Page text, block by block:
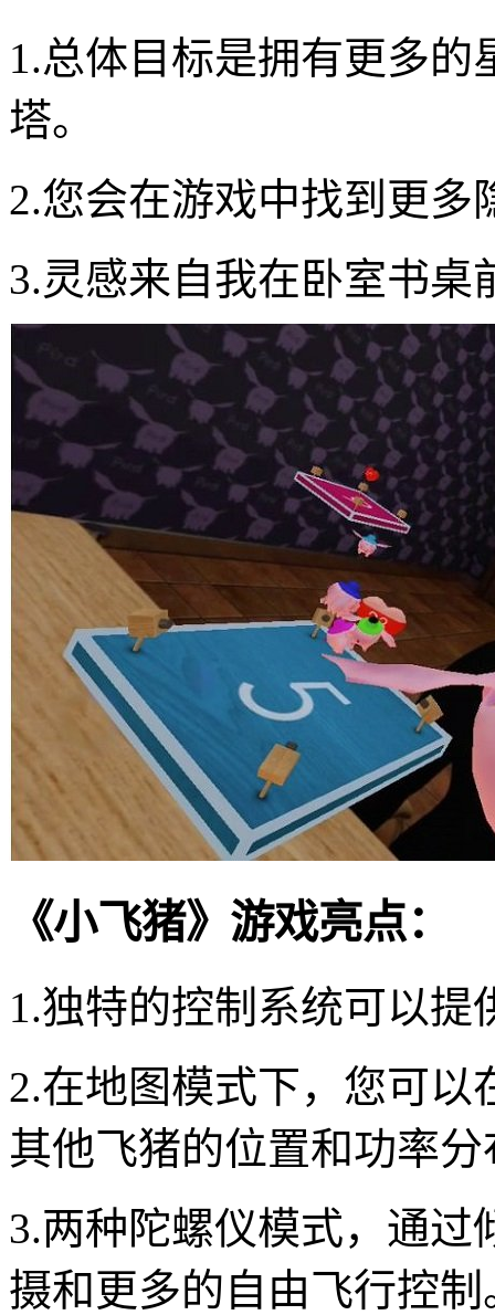
1.总体目标是拥有更多
塔。
2.您会在游戏中找到更多
3.灵感来自我在卧室书桌
《小飞猪》游戏亮点：
1.独特的控制系统可以
2.在地图模式下，您可
其他飞猪的位置和功率分
3.两种陀螺仪模式，通
摄和更多的自由飞行控制